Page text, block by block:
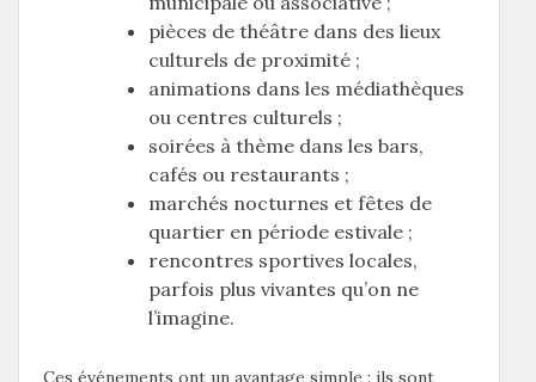
pièces de théâtre dans des lieux
culturels de proximité ;
animations dans les médiathèques
ou centres culturels ;
soirées à thème dans les bars,
cafés ou restaurants ;
marchés nocturnes et fêtes de
quartier en période estivale ;
rencontres sportives locales,
parfois plus vivantes qu’on ne
l’imagine.
Ces événements ont un avantage simple : ils sont